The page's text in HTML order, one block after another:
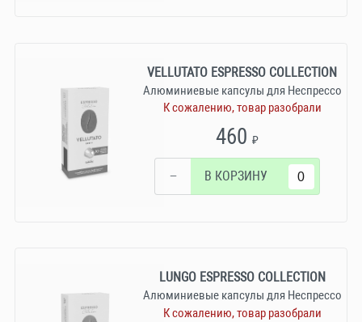
VELLUTATO ESPRESSO COLLECTION
Алюминиевые капсулы для Неспрессо
К сожалению, товар разобрали
460₽
− В КОРЗИНУ
LUNGO ESPRESSO COLLECTION
Алюминиевые капсулы для Неспрессо
К сожалению, товар разобрали